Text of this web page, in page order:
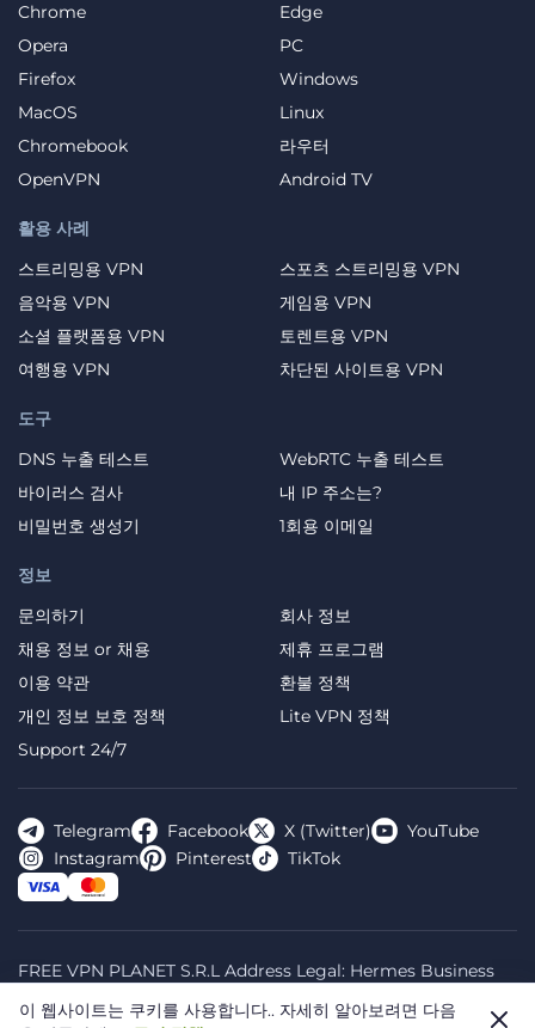
Chrome
Edge
Opera
PC
Firefox
Windows
MacOS
Linux
Chromebook
라우터
OpenVPN
Android TV
활용 사례
스트리밍용 VPN
스포츠 스트리밍용 VPN
음악용 VPN
게임용 VPN
소셜 플랫폼용 VPN
토렌트용 VPN
여행용 VPN
차단된 사이트용 VPN
정보
문의하기
회사 정보
채용 정보 or 채용
제휴 프로그램
이용 약관
환불 정책
개인 정보 보호 정책
Lite VPN 정책
Support 24/7
도구
DNS 누출 테스트
WebRTC 누출 테스트
바이러스 검사
내 IP 주소는?
비밀번호 생성기
1회용 이메일
Telegram Facebook X (Twitter)
YouTube
Instagram
Pinterest TikTok
FREE VPN PLANET S.R.L Address Legal: Hermes Business
Bucharest, Romania, 020335. Reg.N, 44667783
이 웹사이트는 쿠키를 사용합니다.. 자세히 알아보려면 다음